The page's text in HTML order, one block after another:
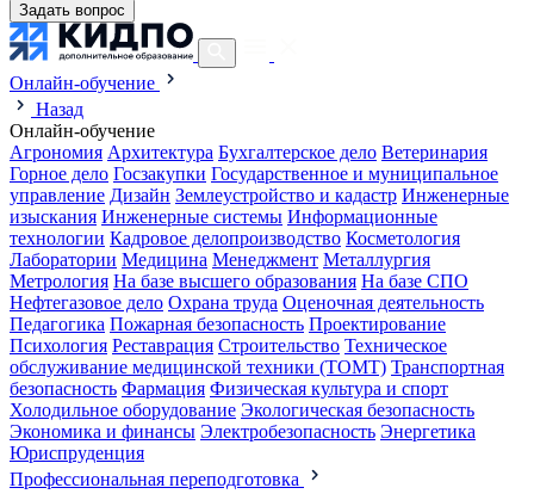
Задать вопрос
Онлайн-обучение
Назад
Онлайн-обучение
Агрономия Архитектура Бухгалтерское дело Ветеринария
Горное дело Госзакупки Государственное и муниципальное
управление Дизайн Землеустройство и кадастр Инженерные
изыскания Инженерные системы Информационные
технологии Кадровое делопроизводство Косметология
Лаборатории Медицина Менеджмент Металлургия
Метрология На базе высшего образования На базе СПО
Нефтегазовое дело Охрана труда Оценочная деятельность
Педагогика Пожарная безопасность Проектирование
Психология Реставрация Строительство Техническое
обслуживание медицинской техники (ТОМТ) Транспортная
безопасность Фармация Физическая культура и спорт
Холодильное оборудование Экологическая безопасность
Экономика и финансы Электробезопасность Энергетика
Юриспруденция
Профессиональная переподготовка